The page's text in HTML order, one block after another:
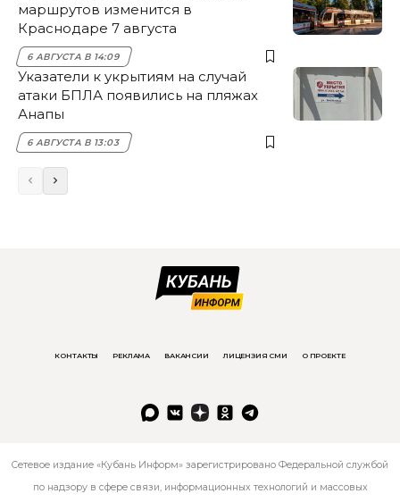
маршрутов изменится в
Краснодаре 7 августа
6 АВГУСТА В 14:09
Указатели к укрытиям на случай
атаки БПЛА появились на пляжах
Анапы
6 АВГУСТА В 13:03
КОНТАКТЫ РЕКЛАМА ВАКАНСИИ ЛИЦЕНЗИЯ СМИ О ПРОЕКТЕ
Сетевое издание «Кубань Информ» зарегистрировано Федеральной службой
по надзору в сфере связи, информационных технологий и массовых